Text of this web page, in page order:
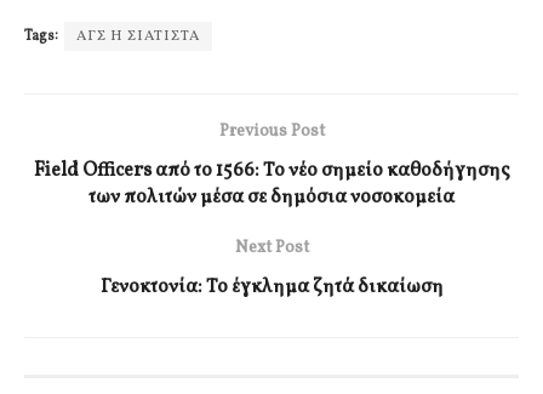
Tags: ΑΓΣ Η ΣΙΑΤΙΣΤΑ
Previous Post
Field Officers από το 1566: Το νέο σημείο καθοδήγησης
των πολιτών μέσα σε δημόσια νοσοκομεία
Next Post
Γενοκτονία: Το έγκλημα ζητά δικαίωση